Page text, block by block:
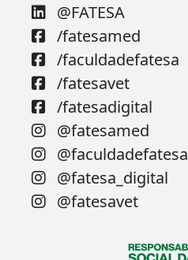
@FATESA
/fatesamed
/faculdadefatesa
/fatesavet
/fatesadigital
@fatesamed
@faculdadefatesa
@fatesa_digital
@fatesavet